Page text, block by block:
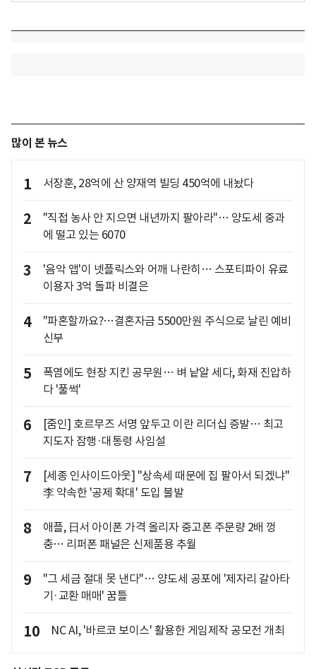
많이 본 뉴스
1 서장훈, 28억에 산 양재역 빌딩 450억에 내놨다
2
"직접 농사 안 지으면 내년까지 팔아라"… 양도세 중과
에 떨고 있는 6070
3
'음악 앱'이 넷플릭스와 어깨 나란히… 스포티파이 유료
이용자 3억 돌파 비결은
4
"파혼할까요?…결혼자금 5500만원 주식으로 날린 예비
신부
5
폭염에도 현장 지킨 공무원… 벼 낱알 세다, 화재 진압하
다 '풀썩'
6
[줌인] 호르무즈 서명 앞두고 이란 리더십 증발… 최고
지도자 잠행·대통령 사임설
7
[세종 인사이드아웃] "상속세 때문에 집 팔아서 되겠냐"
李 약속한 '공제 확대' 도입 불발
8
애플, 日서 아이폰 가격 올리자 중고폰 주문량 2배 껑
충… 리퍼폰 패널은 신제품용 추월
9
"그 세금 절대 못 낸다"… 양도세 공포에 '제자리 갈아타
기·교환 매매' 꿈틀
10 NC AI, '바르코 보이스' 활용한 게임제작 공모전 개최